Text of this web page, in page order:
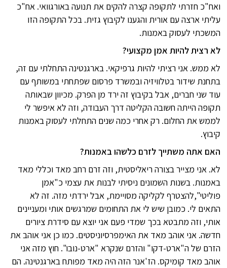
ואח"כ חזרתי לתקופה קצרה להקים את תנועה באורגוואי. אח"כ
עליתי ארצה עם אורית והגענו לקיבוץ גזית. בכל התקופה הזו
המשכתי לעסוק באמנות.
לא רצית להיות אמן מקצועי?
לא ממש. אני רציתי להיות גרפיקאי. בארגנטינה התחלתי עם זה,
בתחנת שידור בטלוויזיה ובמשרד פרסום שפתחתי במשותף עם
עוד שני חברים, אבל בקיבוץ זה ירד מן הפרק. מכיוון שבאותה
תקופה הייתה חשובה הקליטה דרך העבודה, וזה לא איפשר לי
לממש את החלום. רק אחרי כמה שנים התחלתי לעסוק באמנות
קיבוץ.
האם אתה משתייך לזרם כלשהו באמנות?
לא. אני מצייר בצורה ריאליסטית, וזה זרם רחב מאד וכללי מאד
באמנות. בשנות השמונים ניסיתי לבנות את עצמי כ"אמן
פוליטי",להצטרף לקליקה מסויימת, אבל ירדתי מזה. זה לא
התאים לי. כמובן שיש לי את התחומים שמרגשים אותי ומעניינים
אותי, וזה מתבטא בכך שמדי פעם אני יוצא עם סידרת ציורים
חדשה. אני אוהב מאד את האימפרסיוניסטים. כמו כן אני אוהב את
הזרם של ה"ארט-דקו" והזרם שנקרא "ארט-נובו". חוץ מזה אני
אוהב מאד קומיקס. הז'אנר הזה היה מאד מפותח בארגנטינה. הם